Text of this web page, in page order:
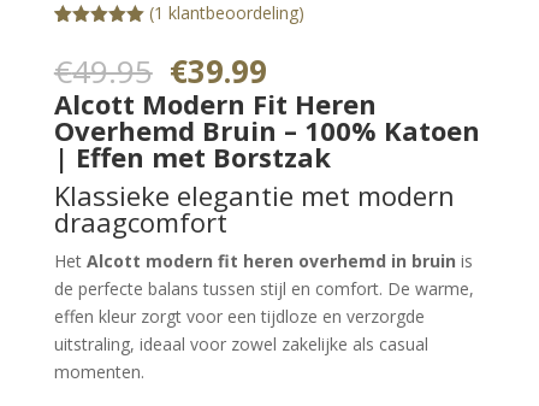
gebaseerd
klantbeoorde
ling
(1 klantbeoordeling)
€49.95 Oorspronkelijke
prijs
was:
€49.95.
€39.99Huidige
prijs
is:
€39.99.
Alcott Modern Fit Heren
Overhemd Bruin – 100% Katoen
| Effen met Borstzak
Klassieke elegantie met modern
draagcomfort
HetAlcott modern fit heren overhemd in bruin is
de perfecte balans tussen stijl en comfort. De warme,
effen kleur zorgt voor een tijdloze en verzorgde
uitstraling, ideaal voor zowel zakelijke als casual
momenten.